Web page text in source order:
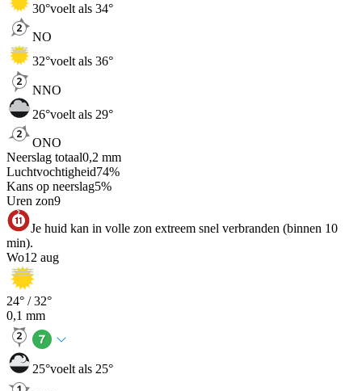
30°voelt als 34°
NO
32°voelt als 36°
NNO
26°voelt als 29°
ONO
Neerslag totaal0,2 mm
Luchtvochtigheid74%
Kans op neerslag5%
Uren zon9
Je huid kan in volle zon extreem snel verbranden (binnen 10
min).
Wo12 aug
24° /32°
0,1 mm
25°voelt als 25°